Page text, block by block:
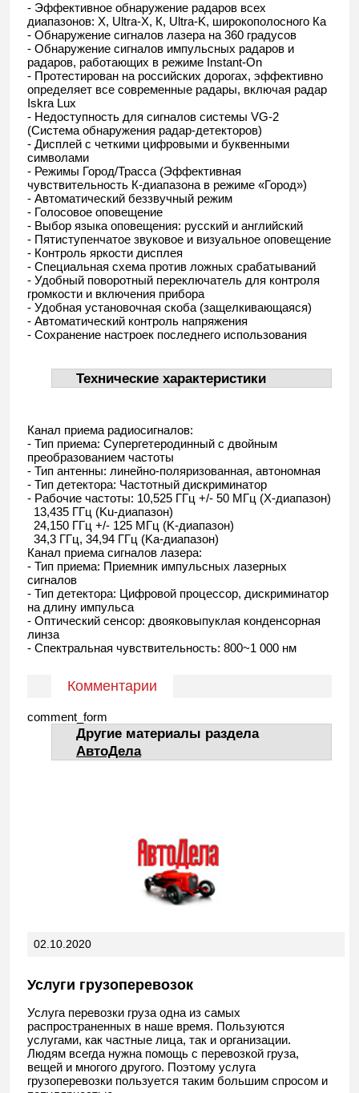
- Эффективное обнаружение радаров всех
диапазонов: Х, Ultra-X, К, Ultra-K, широкополосного Ка
- Обнаружение сигналов лазера на 360 градусов
- Обнаружение сигналов импульсных радаров и
радаров, работающих в режиме Instant-On
- Протестирован на российских дорогах, эффективно
определяет все современные радары, включая радар
Iskra Lux
- Недоступность для сигналов системы VG-2
(Система обнаружения радар-детекторов)
- Дисплей с четкими цифровыми и буквенными
символами
- Режимы Город/Трасса (Эффективная
чувствительность К-диапазона в режиме «Город»)
- Автоматический беззвучный режим
- Голосовое оповещение
- Выбор языка оповещения: русский и английский
- Пятиступенчатое звуковое и визуальное оповещение
- Контроль яркости дисплея
- Специальная схема против ложных срабатываний
- Удобный поворотный переключатель для контроля
громкости и включения прибора
- Удобная установочная скоба (защелкивающаяся)
- Автоматический контроль напряжения
- Сохранение настроек последнего использования
Технические характеристики
Канал приема радиосигналов:
- Тип приема: Супергетеродинный с двойным
преобразованием частоты
- Тип антенны: линейно-поляризованная, автономная
- Тип детектора: Частотный дискриминатор
- Рабочие частоты: 10,525 ГГц +/- 50 МГц (X-диапазон)
13,435 ГГц (Ku-диапазон)
24,150 ГГц +/- 125 МГц (K-диапазон)
34,3 ГГц, 34,94 ГГц (Ka-диапазон)
Канал приема сигналов лазера:
- Тип приема: Приемник импульсных лазерных
сигналов
- Тип детектора: Цифровой процессор, дискриминатор
на длину импульса
- Оптический сенсор: двояковыпуклая конденсорная
линза
- Спектральная чувствительность: 800~1 000 нм
Комментарии
comment_form
Другие материалы раздела
АвтоДела
02.10.2020
Услуги грузоперевозок
Услуга перевозки груза одна из самых
распространенных в наше время. Пользуются
услугами, как частные лица, так и организации.
Людям всегда нужна помощь с перевозкой груза,
вещей и многого другого. Поэтому услуга
грузоперевозки пользуется таким большим спросом и